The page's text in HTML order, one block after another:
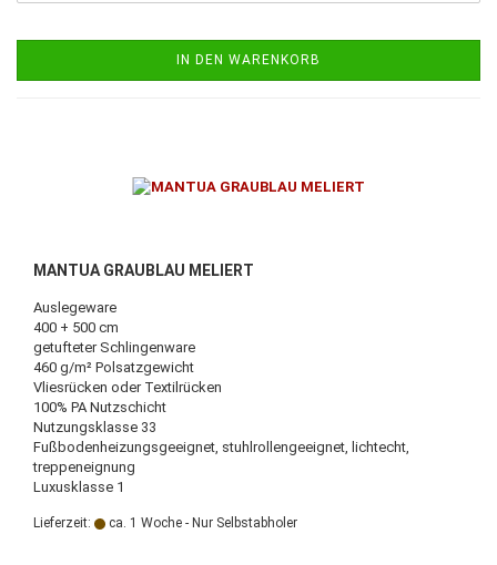
IN DEN WARENKORB
MANTUA GRAUBLAU MELIERT
Auslegeware
400 + 500 cm
getufteter Schlingenware
460 g/m² Polsatzgewicht
Vliesrücken oder Textilrücken
100% PA Nutzschicht
Nutzungsklasse 33
Fußbodenheizungsgeeignet, stuhlrollengeeignet, lichtecht,
treppeneignung
Luxusklasse 1
Lieferzeit: ca. 1 Woche - Nur Selbstabholer